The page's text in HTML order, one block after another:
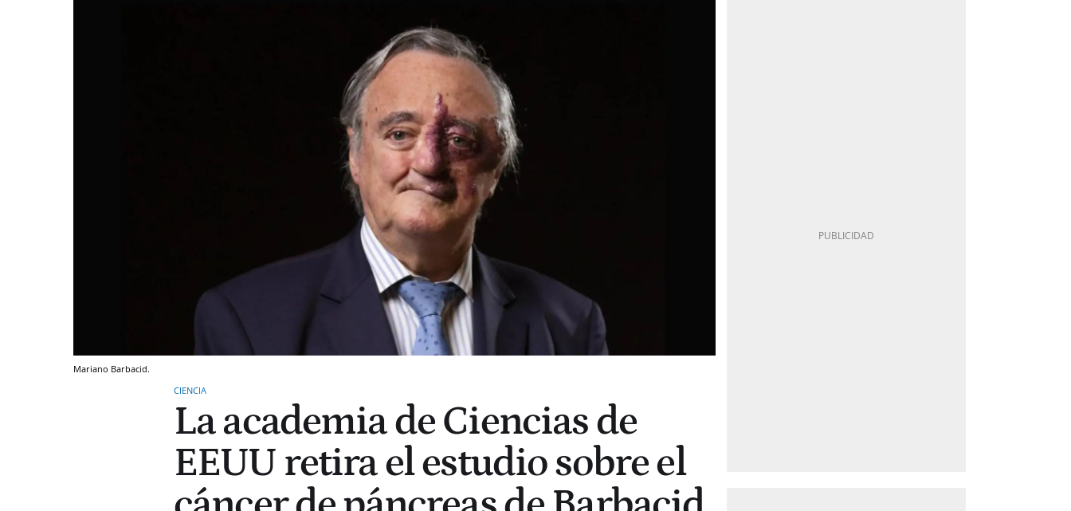
Mariano Barbacid.
CIENCIA
La academia de Ciencias de
EEUU retira el estudio sobre el